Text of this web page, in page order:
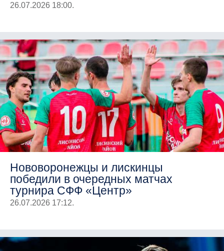
26.07.2026 18:00.
Нововоронежцы и лискинцы
победили в очередных матчах
турнира СФФ «Центр»
26.07.2026 17:12.